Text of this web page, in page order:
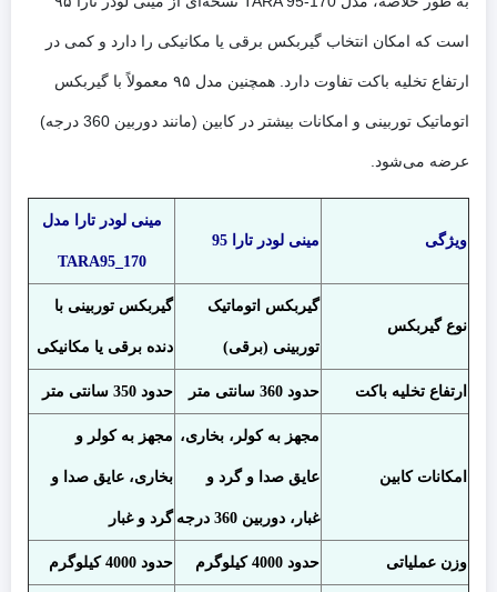
است که امکان انتخاب گیربکس برقی یا مکانیکی را دارد و کمی در
ارتفاع تخلیه باکت تفاوت دارد. همچنین مدل ۹۵ معمولاً با گیربکس
اتوماتیک توربینی و امکانات بیشتر در کابین (مانند دوربین 360 درجه)
عرضه می‌شود.
ویژگی مینی لودر تارا 95
مینی لودر تارا مدل
TARA95_170
نوع گیربکس
گیربکس اتوماتیک
توربینی (برقی)
گیربکس توربینی با
دنده برقی یا مکانیکی
ارتفاع تخلیه باکت حدود 360 سانتی متر حدود 350 سانتی متر
امکانات کابین
مجهز به کولر، بخاری،
عایق صدا و گرد و
غبار، دوربین 360 درجه
مجهز به کولر و
بخاری، عایق صدا و
گرد و غبار
وزن عملیاتی حدود 4000 کیلوگرم حدود 4000 کیلوگرم